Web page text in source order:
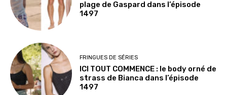
plage de Gaspard dans l’épisode
1497
FRINGUES DE SÉRIES
ICI TOUT COMMENCE : le body orné de
strass de Bianca dans l’épisode
1497